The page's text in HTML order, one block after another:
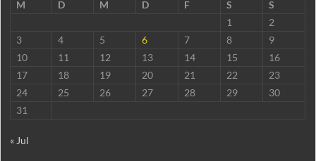
M
D M D F S
S
1
2
3
4 5 6 7 8
9
10
11 12 13 14 15
16
17
18 19 20 21 22
23
24
25 26 27 28 29
30
31
« Jul